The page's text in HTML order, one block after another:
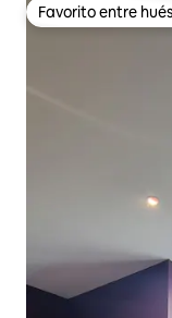
Favorito entre
Favorito entre